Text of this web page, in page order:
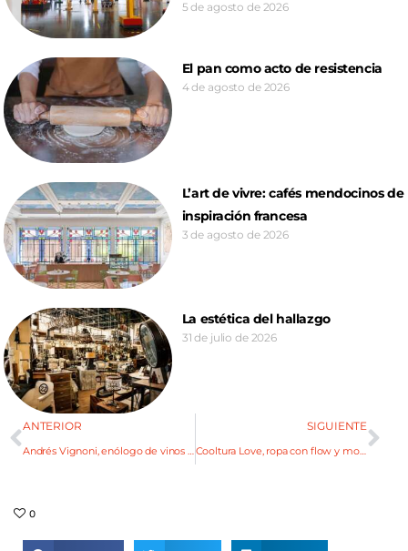
5 de agosto de 2026
El pan como acto de resistencia
4 de agosto de 2026
L’art de vivre: cafés mendocinos de
inspiración francesa
3 de agosto de 2026
La estética del hallazgo
31 de julio de 2026
ANTERIOR
Andrés Vignoni, enólogo de vinos que no reconocen varietales
SIGUIENTE
Cooltura Love, ropa con flow y movimiento
0